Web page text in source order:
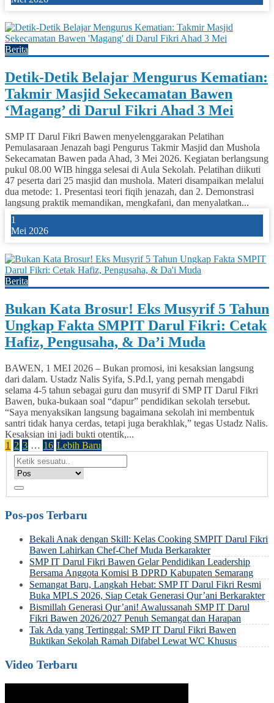
Berita
Detik-Detik Belajar Mengurus Kematian:
Takmir Masjid Sekecamatan Bawen
‘Magang’ di Darul Fikri Ahad 3 Mei
SMP IT Darul Fikri Bawen menyelenggarakan Pelatihan
Pemulasaraan Jenazah bagi Pengurus Takmir Masjid dan Mushola
Sekecamatan Bawen pada Ahad, 3 Mei 2026. Kegiatan berlangsung
pukul 08.00 WIB hingga selesai di Aula Sekolah. Pelatihan diikuti
47 peserta dari 25 masjid dan mushola. Materi disampaikan melalui
dua metode: 1. Presentasi teori fiqih jenazah, dan 2. Demonstrasi
langsung praktik memandikan, mengkafani, dan menyalatkan...
1
Mei 2026
Berita
Bukan Kata Brosur! Eks Musyrif 5 Tahun
Ungkap Fakta SMPIT Darul Fikri: Cetak
Hafiz, Pengusaha, & Da’i Muda
BAWEN, 1 MEI 2026 – Bukan promosi, ini kesaksian langsung
dari dalam. Ustadz Nalis Syifa, S.Pd.I, yang pernah mengabdi
selama 4-5 tahun sebagai guru dan musyrif di SMP IT Darul Fikri
Bawen, buka-bukaan soal “dapur” pendidikan sekolah tersebut.
“Saya menyaksikan langsung bagaimana sekolah ini membentuk
santri tidak hanya cerdas, tetapi juga berakhlak,” tegas Ustadz Nalis.
Kesaksian ini jadi bukti otentik,...
1 2 3 … 16 Lebih Baru
Pos-pos Terbaru
Bekali Anak dengan Skill: Kelas Cooking SMPIT Darul Fikri
Bawen Lahirkan Chef-Chef Muda Berkarakter
SMP IT Darul Fikri Bawen Gelar Pendidikan Leadership
Bersama Anggota Komisi B DPRD Kabupaten Semarang
Semangat Baru, Langkah Hebat: SMP IT Darul Fikri Resmi
Buka MPLS 2026, Siap Cetak Generasi Qur’ani Berkarakter
Bismillah Generasi Qur’ani! Awalussanah SMP IT Darul
Fikri Bawen 2026/2027 Penuh Semangat dan Harapan
Tak Ada yang Tertinggal: SMP IT Darul Fikri Bawen
Buktikan Sekolah Ramah Difabel Lewat WC Khusus
Video Terbaru